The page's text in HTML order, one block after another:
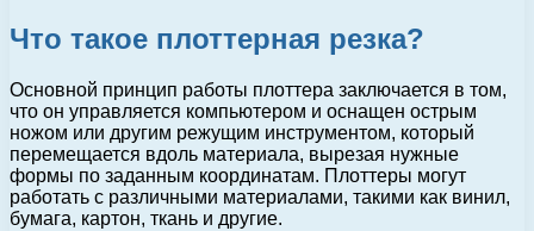
Что такое плоттерная резка?
Основной принцип работы плоттера заключается в том,
что он управляется компьютером и оснащен острым
ножом или другим режущим инструментом, который
перемещается вдоль материала, вырезая нужные
формы по заданным координатам. Плоттеры могут
работать с различными материалами, такими как винил,
бумага, картон, ткань и другие.